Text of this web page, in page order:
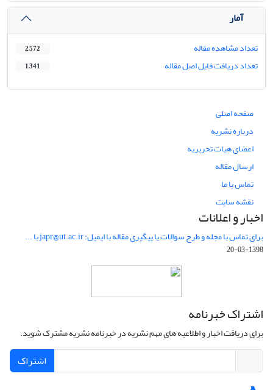
آمار
تعداد مشاهده مقاله 2,572
تعداد دریافت فایل اصل مقاله 1,341
صفحه اصلی
درباره نشریه
اعضای هیات تحریریه
ارسال مقاله
تماس با ما
نقشه سایت
اخبار و اعلانات
برای تماس با مجله و طرح سوالات یا پیگیری مقاله با ایمیل: japr@ut.ac.ir با ...
1398-03-20
اشتراک خبرنامه
برای دریافت اخبار و اطلاعیه های مهم نشریه در خبرنامه نشریه مشترک شوید.
اشتراک